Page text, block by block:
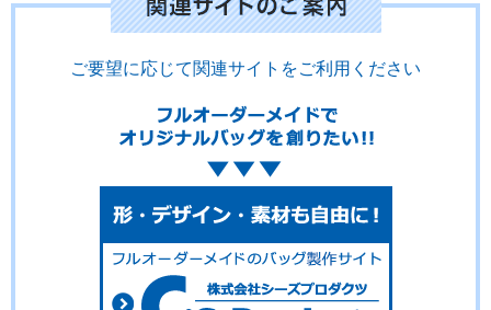
ご要望に応じて関連サイトをご利用ください